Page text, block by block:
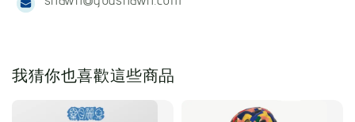
我猜你也喜歡這些商品